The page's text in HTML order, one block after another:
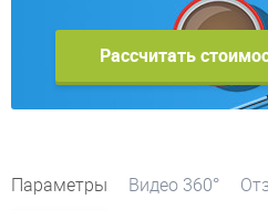
Рассчитать
Параметры Видео 360°